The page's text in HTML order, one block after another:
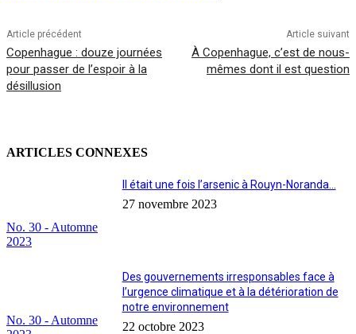
Article précédent
Copenhague : douze journées
pour passer de l’espoir à la
désillusion
Article suivant
À Copenhague, c’est de nous-
mêmes dont il est question
ARTICLES CONNEXES
No. 30 - Automne
2023
Il était une fois l’arsenic à Rouyn-Noranda…
27 novembre 2023
No. 30 - Automne
Des gouvernements irresponsables face à
l’urgence climatique et à la détérioration de
notre environnement
22 octobre 2023